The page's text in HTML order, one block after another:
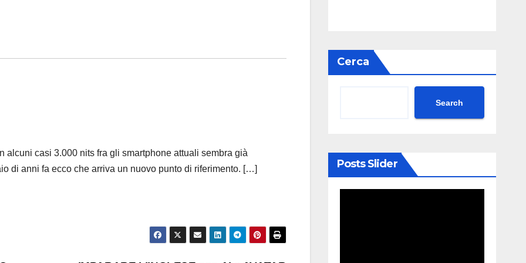
alcuni casi 3.000 nits fra gli smartphone attuali sembra già
di anni fa ecco che arriva un nuovo punto di riferimento. […]
Cerca
Search
Posts Slider